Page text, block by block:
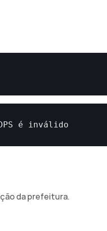
é inválido
da prefeitura.